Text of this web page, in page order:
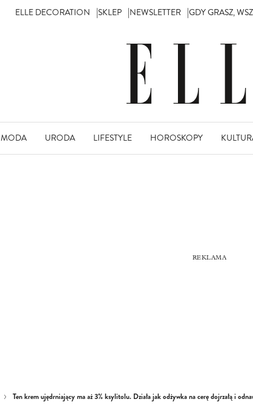
ELLE DECORATION SKLEP NEWSLETTER GDY GRASZ,
MODA URODA LIFESTYLE HOROSKOPY
Ten krem ujędrniający ma aż 3% ksylitolu. Działa jak odżywka na cerę dojrzałą i